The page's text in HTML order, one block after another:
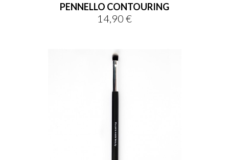
PENNELLO CONTOURING
Prezzo
14,90 €